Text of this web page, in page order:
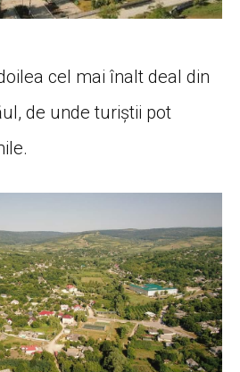
cel mai înalt deal din
de unde turiştii pot